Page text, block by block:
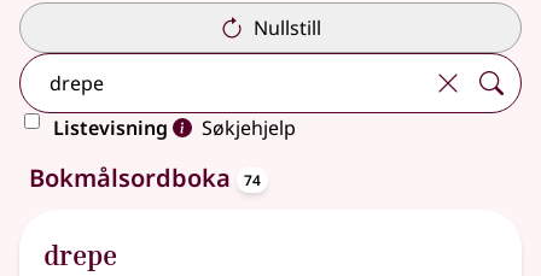
Nullstill
Listevisning
Søkjehjelp
74 treff
Bokmålsordboka 74
drepe